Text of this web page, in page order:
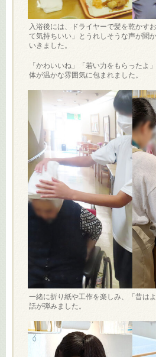
入浴後には、ドライヤーで髪を乾かす
て気持ちいい」とうれしそうな声が聞
いきました。
「かわいいね」「若い力をもらったよ
体が温かな雰囲気に包まれました。
一緒に折り紙や工作を楽しみ、「昔は
話が弾みました。